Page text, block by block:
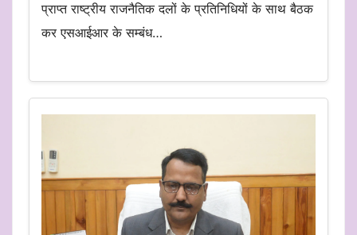
प्राप्त राष्ट्रीय राजनैतिक दलों के प्रतिनिधियों के साथ बैठक
कर एसआईआर के सम्बंध…